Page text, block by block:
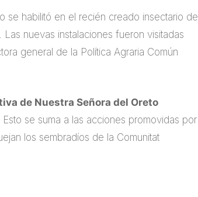
se habilitó en el recién creado insectario de
Las nuevas instalaciones fueron visitadas
general de la Política Agraria Común
de Nuestra Señora del Oreto
se suma a las acciones promovidas por
los sembradíos de la Comunitat